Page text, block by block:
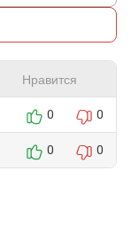
Нравится
0 0
0 0